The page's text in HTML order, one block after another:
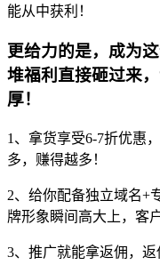
能从中获利！
更给力的是，成为
堆福利直接砸过来
厚！
1、拿货享受6-7折优惠
多，赚得越多！
2、给你配备独立域名+
牌形象瞬间高大上，客
3、推广就能拿返佣，